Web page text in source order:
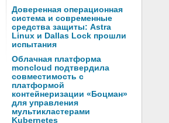
Доверенная операционная
система и современные
средства защиты: Astra
Linux и Dallas Lock прошли
испытания
Облачная платформа
moncloud подтвердила
совместимость с
платформой
контейнеризации «Боцман»
для управления
мультикластерами
Kubernetes